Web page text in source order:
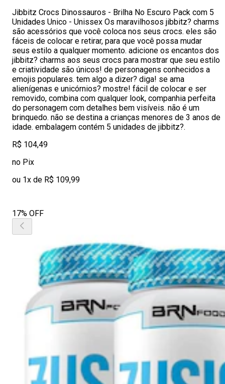
Jibbitz Crocs Dinossauros - Brilha No Escuro Pack com 5
Unidades Unico - Unissex Os maravilhosos jibbitz? charms
são acessórios que você coloca nos seus crocs. eles são
fáceis de colocar e retirar, para que você possa mudar
seus estilo a qualquer momento. adicione os encantos dos
jibbitz? charms aos seus crocs para mostrar que seu estilo
e criatividade são únicos! de personagens conhecidos a
emojis populares. tem algo a dizer? diga! se ama
alienígenas e unicórnios? mostre! fácil de colocar e ser
removido, combina com qualquer look, companhia perfeita
do personagem com detalhes bem visíveis. não é um
brinquedo. não se destina a crianças menores de 3 anos de
idade. embalagem contém 5 unidades de jibbitz?.
R$ 104,49
no Pix
ou 1x de R$ 109,99
17% OFF